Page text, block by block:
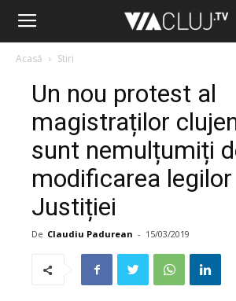
Acasă Stiri
Un nou protest al
magistraților
sunt nemulțumiți
modificarea legilor
Justiției
De Claudiu Padurean - 15/03/2019